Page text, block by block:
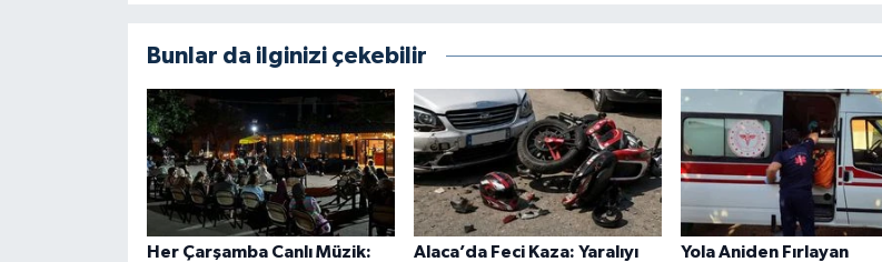
Bunlar da ilginizi çekebilir
Her Çarşamba Canlı Müzik:
Alaca’da Feci Kaza: Yaralıyı
Yola Aniden Fırlayan